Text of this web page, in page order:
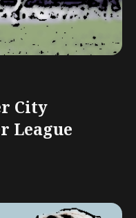
City
League